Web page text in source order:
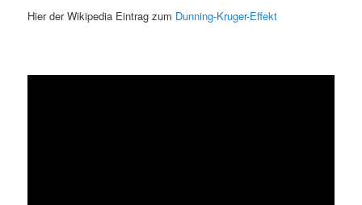
Hier der Wikipedia Eintrag zum Dunning-Kruger-Effekt